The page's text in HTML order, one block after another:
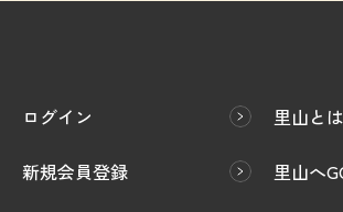
ログイン
新規会員登録
里山とは
里山へ